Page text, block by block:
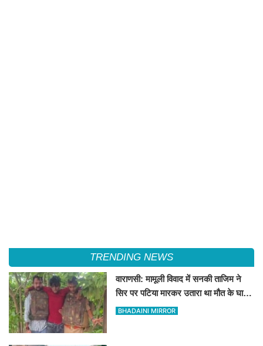
TRENDING NEWS
वाराणसी: मामूली विवाद में सनकी ताजिम ने
सिर पर पटिया मारकर उतारा था मौत के घाट,
पत्नी रहती है मायके, जानें पूरा घटनाक्रम
BHADAINI MIRROR